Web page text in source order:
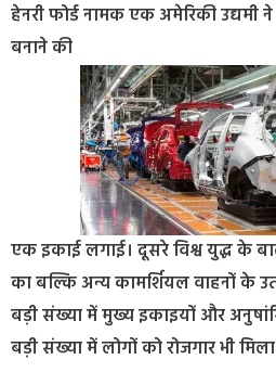
हेनरी फोर्ड नामक एक अमेरिकी उद्यमी
बनाने की
एक इकाई लगाई। दूसरे विश्व युद्ध के
का बल्कि अन्य कामर्शियल वाहनों के
बड़ी संख्या में मुख्य इकाइयों और
बड़ी संख्या में लोगों को रोजगार भी